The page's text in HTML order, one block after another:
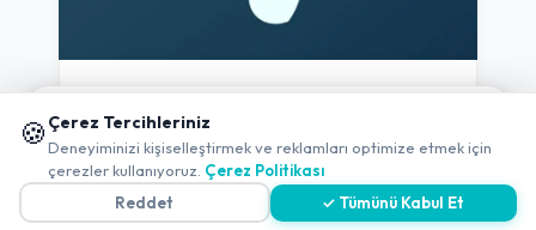
Mangalbaş Of Hisaronu
Açık 4.4 (1768 Değerlendirme)
🍪 Çerez Tercihleriniz
Deneyiminizi kişiselleştirmek ve reklamları optimize etmek için
çerezler kullanıyoruz. Çerez Politikası
Reddet
✓ Tümünü Kabul Et
📱 Mobil uygulamamızı keşfedin!
✖